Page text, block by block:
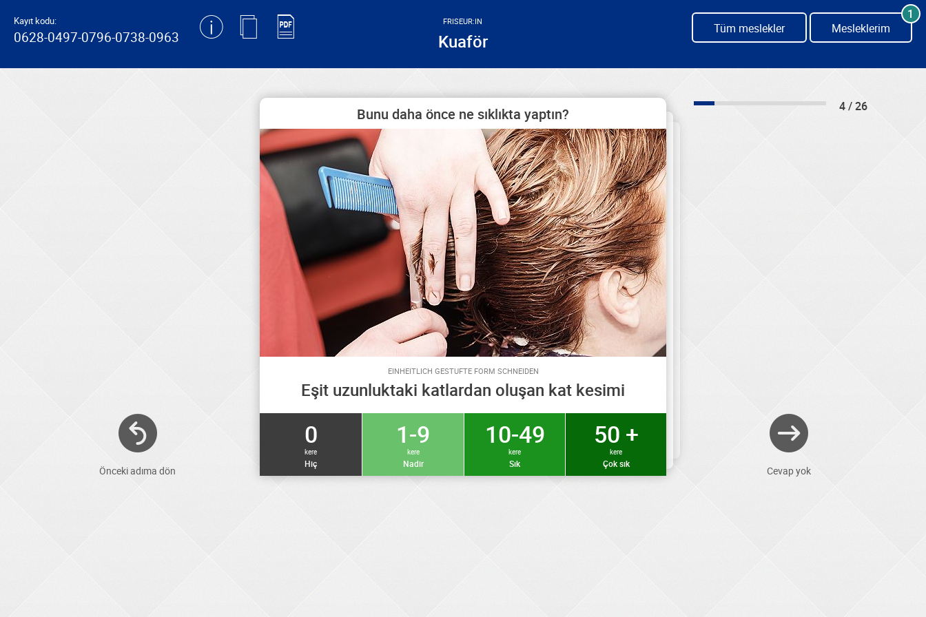
Kayıt kodu:
0628-0497-0796-0738-0963
FRISEUR:IN
Kuaför
Tüm meslekler Mesleklerim
1
Önceki adıma dön
Bunu daha önce ne sıklıkta yaptın?
EINHEITLICH GESTUFTE FORM SCHNEIDEN
Eşit uzunluktaki katlardan oluşan kat kesimi
0
kere
Hiç
1-9
kere
Nadir
10-49
kere
Sık
50 +
kere
Çok sık
4 / 26
Cevap yok